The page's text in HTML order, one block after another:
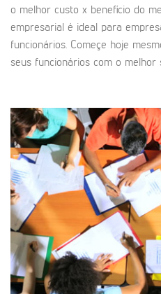
o melhor custo x benefício do
empresarial é ideal para
funcionários. Começe hoje
seus funcionários com o melhor